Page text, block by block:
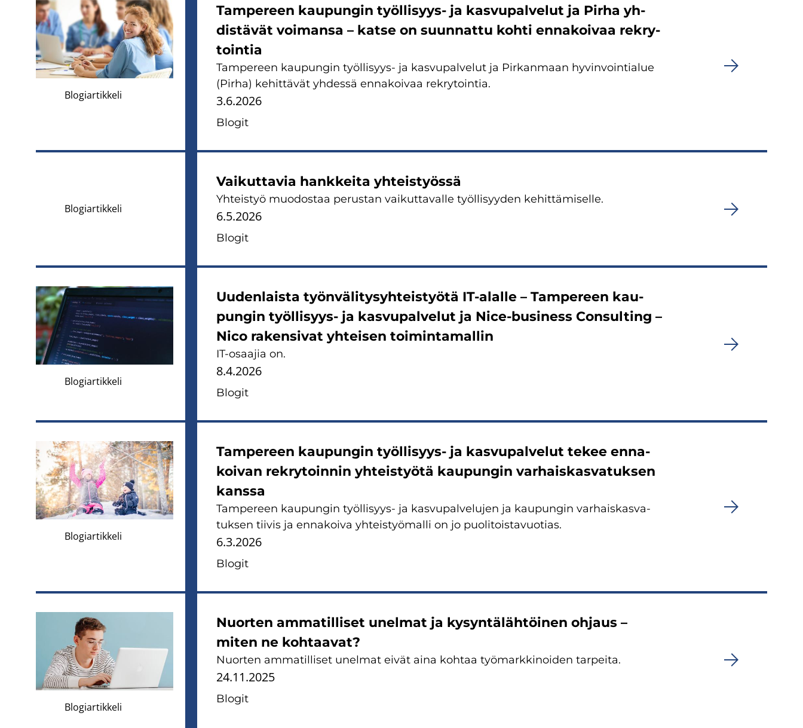
Blogiartikkeli
Tam­pe­reen kau­pun­gin työllisyys-​ ja kas­vu­pal­ve­lut ja Pirha yh­
dis­tä­vät voi­man­sa – katse on suun­nat­tu kohti en­na­koi­vaa rek­ry­
toin­tia
Tam­pe­reen kau­pun­gin työllisyys-​ ja kas­vu­pal­ve­lut ja Pir­kan­maan hy­vin­voin­tia­lue
(Pirha) ke­hit­tä­vät yh­des­sä en­na­koi­vaa rek­ry­toin­tia.
3.6.2026
Blo­git
Blogiartikkeli
Vai­kut­ta­via hank­kei­ta yh­teis­työs­sä
Yh­teis­työ muo­dos­taa pe­rus­tan vai­kut­ta­val­le työl­li­syy­den ke­hit­tä­mi­sel­le.
6.5.2026
Blo­git
Blogiartikkeli
Uu­den­lais­ta työn­vä­li­ty­syh­teis­työ­tä IT-​alalle – Tam­pe­reen kau­
pun­gin työllisyys-​ ja kas­vu­pal­ve­lut ja Nice-​business Con­sul­ting –
Nico ra­ken­si­vat yh­tei­sen toi­min­ta­mal­lin
IT-​osaajia on.
8.4.2026
Blo­git
Blogiartikkeli
Tam­pe­reen kau­pun­gin työllisyys-​ ja kas­vu­pal­ve­lut tekee en­na­
koi­van rek­ry­toin­nin yh­teis­työ­tä kau­pun­gin var­hais­kas­va­tuk­sen
kans­sa
Tam­pe­reen kau­pun­gin työllisyys-​ ja kas­vu­pal­ve­lu­jen ja kau­pun­gin var­hais­kas­va­
tuk­sen tii­vis ja en­na­koi­va yh­teis­työ­mal­li on jo puo­li­tois­ta­vuo­tias.
6.3.2026
Blo­git
Blogiartikkeli
Nuor­ten am­ma­til­li­set unel­mat ja ky­syn­tä­läh­töi­nen oh­jaus –
miten ne koh­taa­vat?
Nuor­ten am­ma­til­li­set unel­mat eivät aina koh­taa työ­mark­ki­noi­den tar­pei­ta.
24.11.2025
Blo­git